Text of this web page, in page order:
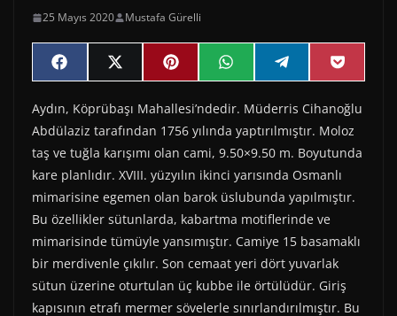
25 Mayıs 2020 Mustafa Gürelli
Share
on
F
a
e
b
o
o
k
Share
on
X
(
w
i
t
t
e
r
)
Share
on
P
i
t
e
r
e
s
t
Share
on
W
h
t
s
A
p
p
Share
on
e
e
g
r
a
m
Share
on
P
o
k
e
t
Aydın, Köprübaşı Mahallesi’ndedir. Müderris Cihanoğlu
Abdülaziz tarafından 1756 yılında yaptırılmıştır. Moloz
taş ve tuğla karışımı olan cami, 9.50×9.50 m. Boyutunda
kare planlıdır. XVIII. yüzyılın ikinci yarısında Osmanlı
mimarisine egemen olan barok üslubunda yapılmıştır.
Bu özellikler sütunlarda, kabartma motiflerinde ve
mimarisinde tümüyle yansımıştır. Camiye 15 basamaklı
bir merdivenle çıkılır. Son cemaat yeri dört yuvarlak
sütun üzerine oturtulan üç kubbe ile örtülüdür. Giriş
kapısının etrafı mermer sövelerle sınırlandırılmıştır. Bu